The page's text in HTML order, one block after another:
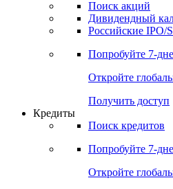
Откройте
Получить доступ
Поиск акций
Российские IPO/
Попробуйте7-
Откройте
Получить доступ
Поиск кредитов